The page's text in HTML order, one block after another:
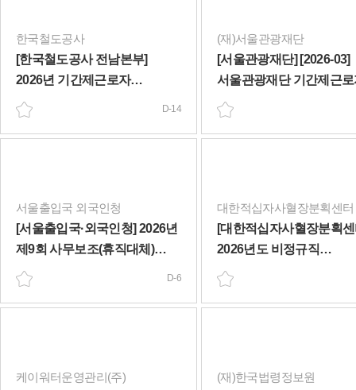
한국철도공사
[한국철도공사 전남본부]
2026년 기간제근로자
(보건관리원_휴직대체인력)
채용공고(~8/20)
D-14
(재)서울관광재단
[서울관광재단] [2026-03]
서울관광재단 기간제근
채용공고(~8/13)
서울출입국 외국인청
[서울출입국·외국인청] 2026년
제9회 사무보조(휴직대체)
장애인제한경쟁 채용공고
(~8/12)
D-6
대한적십자사혈장분획센터
[대한적십자사혈장분획
2026년도 비정규직
(육아휴직대체/생산원) 채
공고(~8/20)
케이워터운영관리(주)
(재)한국법령정보원